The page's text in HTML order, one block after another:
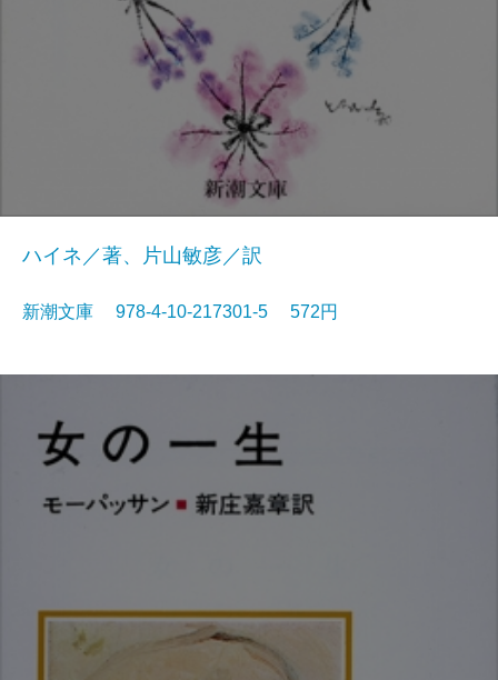
ハイネ／著、片山敏彦／訳
新潮文庫 978-4-10-217301-5 572円